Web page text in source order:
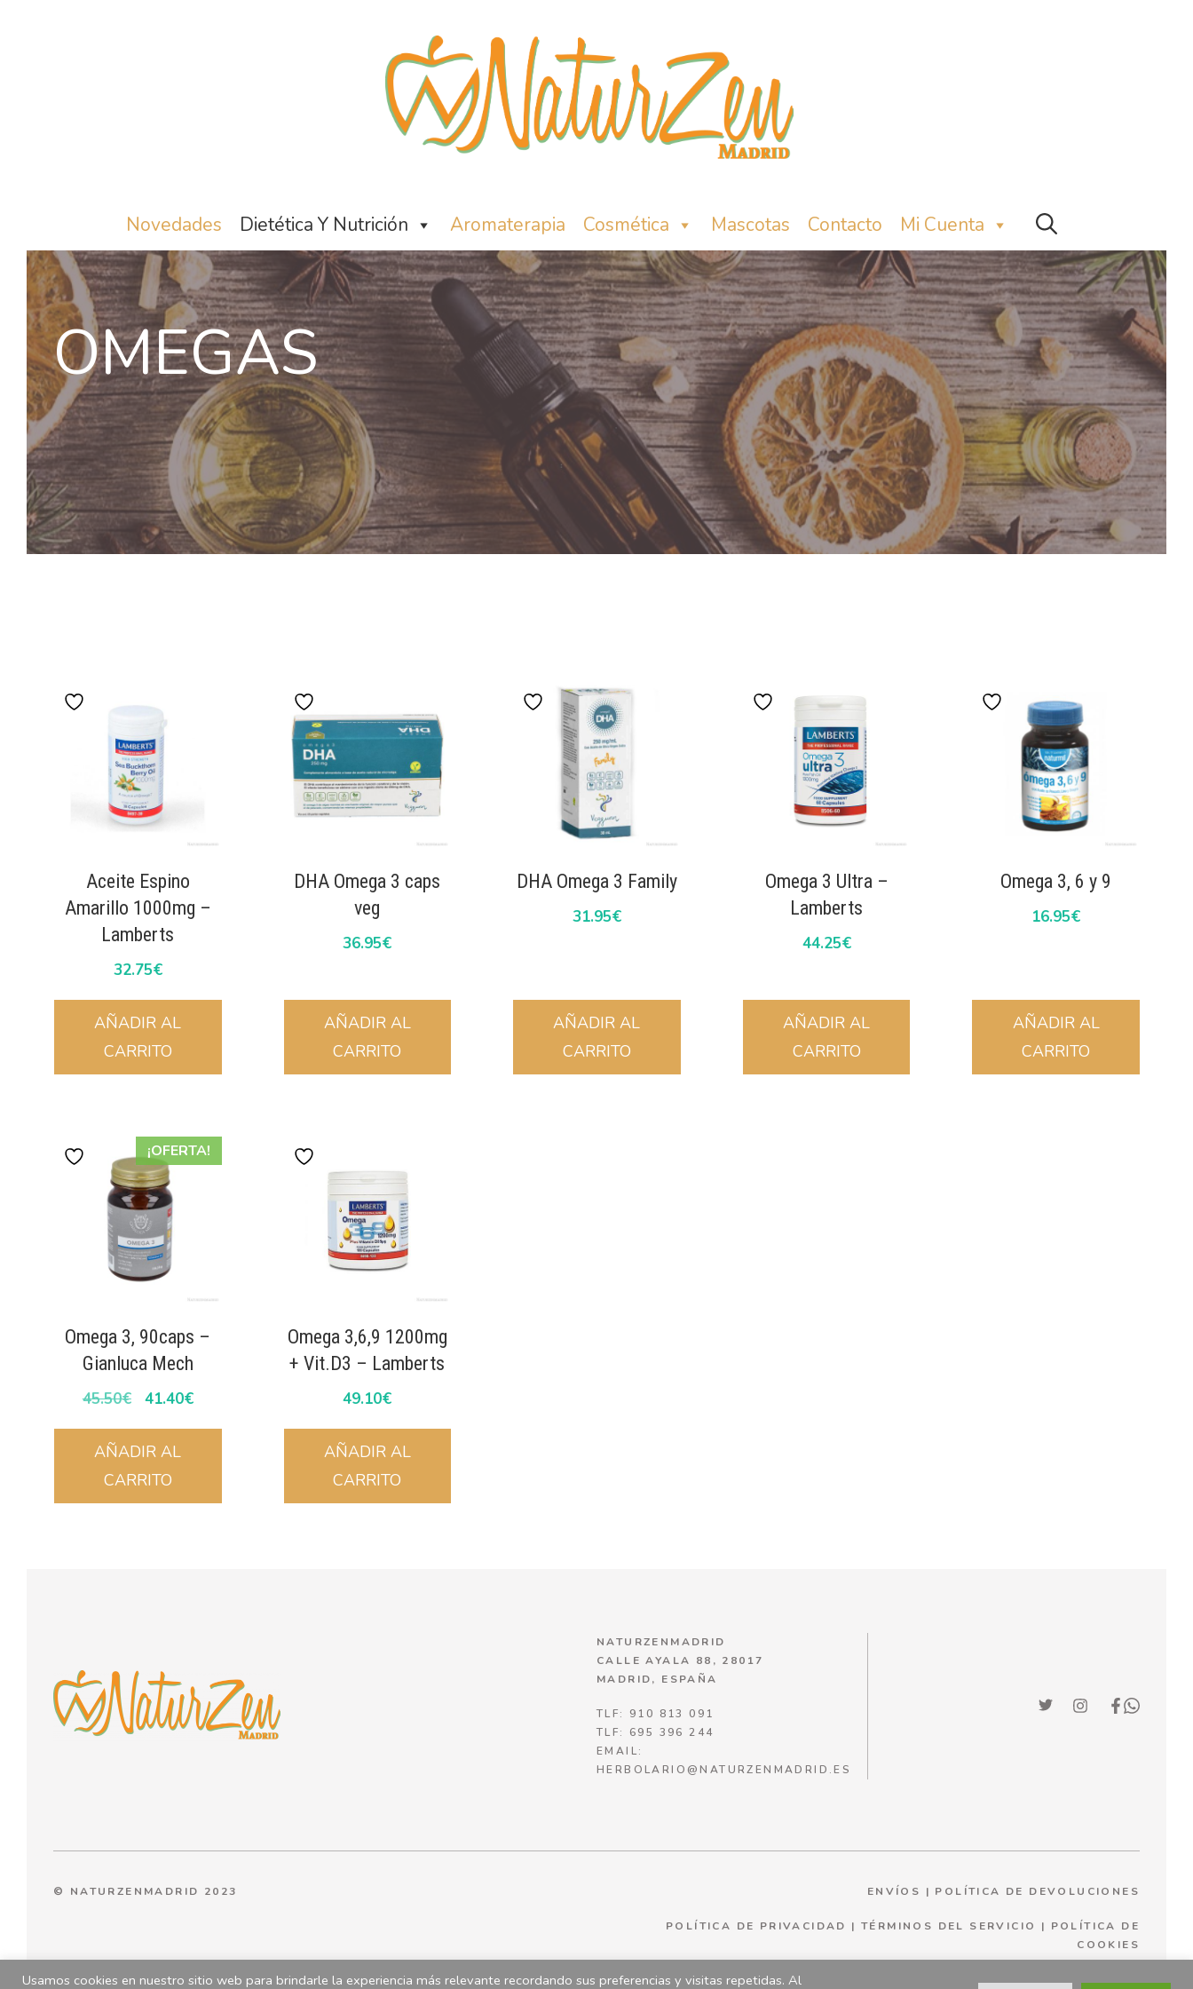
Novedades Dietética Y Nutrición Aromaterapia Cosmética Mascotas Contacto Mi Cuenta
OMEGAS
Aceite Espino
Amarillo 1000mg –
Lamberts
32.75€
AÑADIR AL
CARRITO
DHA Omega 3 caps
veg
36.95€
AÑADIR AL
CARRITO
DHA Omega 3 Family
31.95€
AÑADIR AL
CARRITO
Omega 3 Ultra –
Lamberts
44.25€
AÑADIR AL
CARRITO
Omega 3, 6 y 9
16.95€
AÑADIR AL
CARRITO
¡OFERTA!
Omega 3, 90caps –
Gianluca Mech
45.50€ 41.40€
AÑADIR AL
CARRITO
Omega 3,6,9 1200mg
+ Vit.D3 – Lamberts
49.10€
AÑADIR AL
CARRITO
NATURZENMADRID
CALLE AYALA 88, 28017
MADRID, ESPAÑA
TLF: 910 813 091
TLF: 695 396 244
EMAIL:
HERBOLARIO@NATURZENMADRID.ES
© NATURZENMADRID 2023 ENVÍOS | POLÍTICA DE DEVOLUCIONES
POLÍTICA DE PRIVACIDAD | TÉRMINOS DEL SERVICIO | POLÍTICA DE
COOKIES
Usamos cookies en nuestro sitio web para brindarle la experiencia más relevante recordando sus preferencias y visitas repetidas. Al